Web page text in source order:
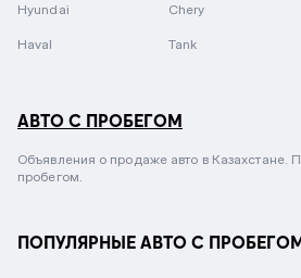
Hyundai Chery
Haval Tank
АВТО С ПРОБЕГОМ
Объявления о продаже авто в Казахстане.
пробегом.
ПОПУЛЯРНЫЕ АВТО С